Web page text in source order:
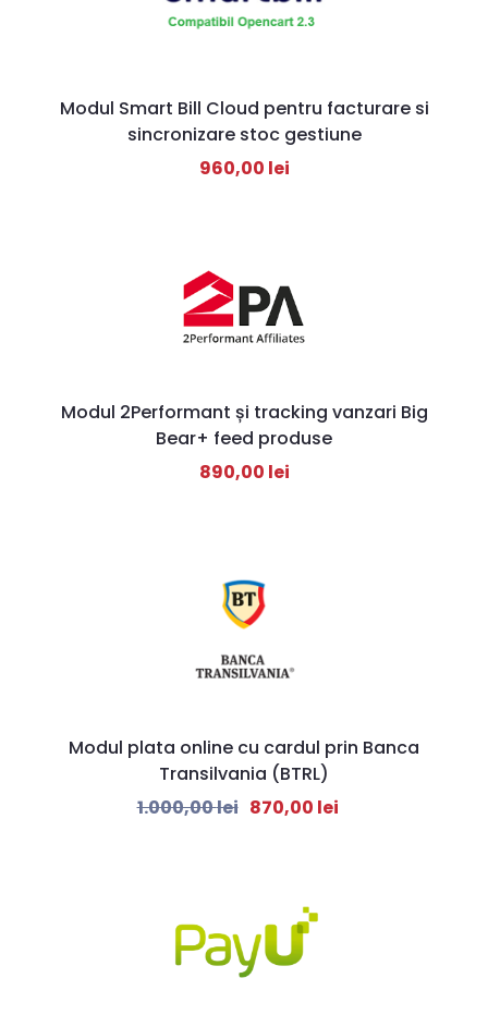
Modul Smart Bill Cloud pentru facturare si
sincronizare stoc gestiune
960,00 lei
Modul 2Performant și tracking vanzari Big
Bear+ feed produse
890,00 lei
Modul plata online cu cardul prin Banca
Transilvania (BTRL)
1.000,00lei 870,00 lei